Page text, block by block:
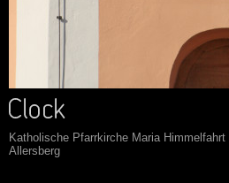
Katholische Pfarrkirche Maria Himmelfahrt
Allersberg